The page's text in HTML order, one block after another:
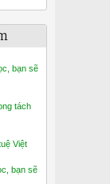
bạn sẽ
tách
Việt
bạn sẽ